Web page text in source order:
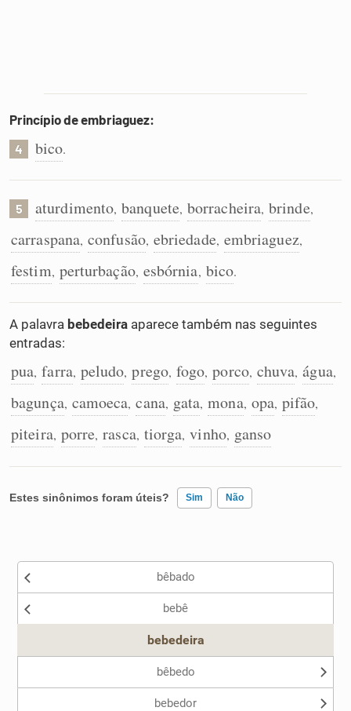
Princípio de embriaguez:
4 bico.
5 aturdimento, banquete, borracheira, brinde,
carraspana, confusão, ebriedade, embriaguez,
festim, perturbação, esbórnia, bico.
A palavra bebedeira aparece também nas seguintes
entradas:
pua, farra, peludo, prego, fogo, porco, chuva, água,
bagunça, camoeca, cana, gata, mona, opa, pifão,
piteira, porre, rasca, tiorga, vinho, ganso
Estes sinônimos foram úteis? Sim Não
Nenhum dos sinônimos apresentados me ajudou
bêbado
bebê
bebedeira
bêbedo
bebedor